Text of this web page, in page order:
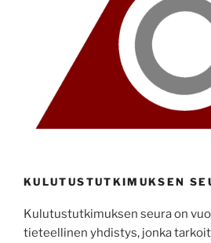
KULUTUSTUTKIMUKSEN
Kulutustutkimuksen seura on
tieteellinen yhdistys, jonka